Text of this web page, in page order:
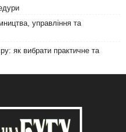
управління та
як вибрати практичне та